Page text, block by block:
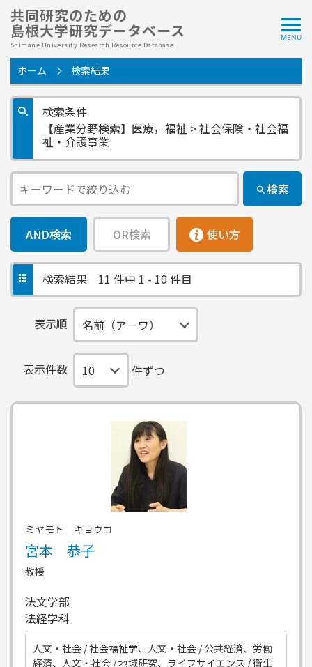
共同研究のための
島根大学研究データベース
Shimane University Research Resource Database
ホーム 検索結果
検索条件
【産業分野検索】医療，福祉 > 社会保険・社会福
祉・介護事業
検索
AND検索 OR検索 使い方
検索結果 11 件中 1 - 10 件目
表示順
表示件数 件ずつ
ミヤモト キョウコ
宮本 恭子
教授
法文学部
法経学科
人文・社会 / 社会福祉学、人文・社会 / 公共経済、労働
経済、人文・社会 / 地域研究、ライフサイエンス / 衛生